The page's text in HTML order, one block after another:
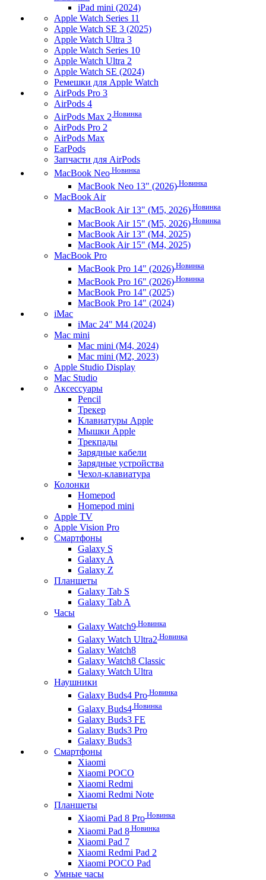
iPad mini (2024)
Apple Watch Series 11
Apple Watch SE 3 (2025)
Apple Watch Ultra 3
Apple Watch Series 10
Apple Watch Ultra 2
Apple Watch SE (2024)
Ремешки для Apple Watch
AirPods Pro 3
AirPods 4
AirPods Max 2 Новинка
AirPods Pro 2
AirPods Max
EarPods
Запчасти для AirPods
MacBook Neo Новинка
MacBook Neo 13" (2026) Новинка
MacBook Air
MacBook Air 13" (M5, 2026) Новинка
MacBook Air 15" (M5, 2026) Новинка
MacBook Air 13" (M4, 2025)
MacBook Air 15" (M4, 2025)
MacBook Pro
MacBook Pro 14" (2026) Новинка
MacBook Pro 16" (2026) Новинка
MacBook Pro 14" (2025)
MacBook Pro 14" (2024)
iMac
iMac 24" M4 (2024)
Mac mini
Mac mini (M4, 2024)
Mac mini (M2, 2023)
Apple Studio Display
Mac Studio
Аксессуары
Pencil
Трекер
Клавиатуры Apple
Мышки Apple
Трекпады
Зарядные кабели
Зарядные устройства
Чехол-клавиатура
Колонки
Homepod
Homepod mini
Apple TV
Apple Vision Pro
Смартфоны
Galaxy S
Galaxy A
Galaxy Z
Планшеты
Galaxy Tab S
Galaxy Tab A
Часы
Galaxy Watch9 Новинка
Galaxy Watch Ultra2 Новинка
Galaxy Watch8
Galaxy Watch8 Classic
Galaxy Watch Ultra
Наушники
Galaxy Buds4 Pro Новинка
Galaxy Buds4 Новинка
Galaxy Buds3 FE
Galaxy Buds3 Pro
Galaxy Buds3
Смартфоны
Xiaomi
Xiaomi POCO
Xiaomi Redmi
Xiaomi Redmi Note
Планшеты
Xiaomi Pad 8 Pro Новинка
Xiaomi Pad 8 Новинка
Xiaomi Pad 7
Xiaomi Redmi Pad 2
Xiaomi POCO Pad
Умные часы